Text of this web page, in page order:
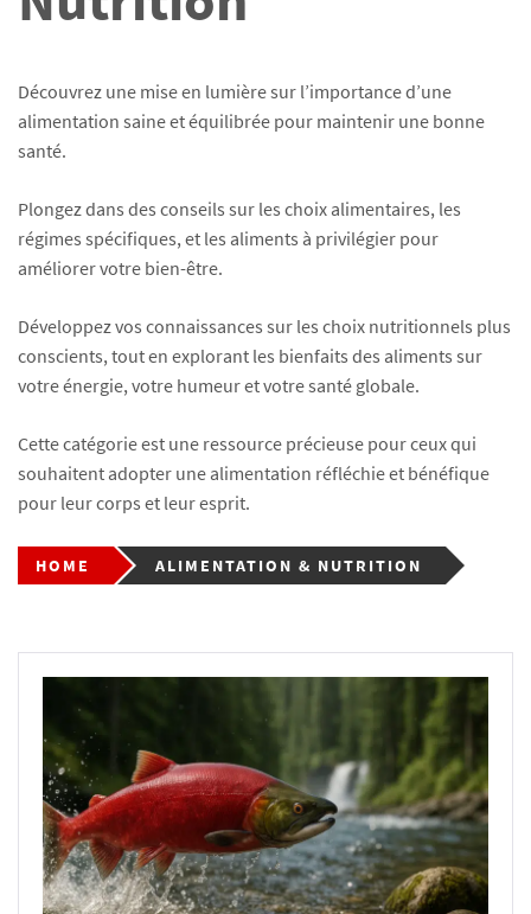
Découvrez une mise en lumière sur l’importance d’une
alimentation saine et équilibrée pour maintenir une bonne
santé.
Plongez dans des conseils sur les choix alimentaires, les
régimes spécifiques, et les aliments à privilégier pour
améliorer votre bien-être.
Développez vos connaissances sur les choix nutritionnels plus
conscients, tout en explorant les bienfaits des aliments sur
votre énergie, votre humeur et votre santé globale.
Cette catégorie est une ressource précieuse pour ceux qui
souhaitent adopter une alimentation réfléchie et bénéfique
pour leur corps et leur esprit.
HOME ALIMENTATION & NUTRITION